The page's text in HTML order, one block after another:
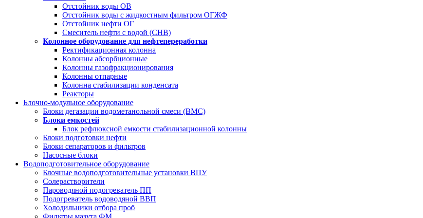
Отстойник воды ОВ
Отстойник воды с жидкостным фильтром ОГЖФ
Отстойник нефти ОГ
Смеситель нефти с водой (СНВ)
Колонное оборудование для нефтепереработки
Ректификационная колонна
Колонны абсорбционные
Колонны газофракционирования
Колонны отпарные
Колонна стабилизации конденсата
Реакторы
Блочно-модульное оборудование
Блоки дегазации водометанольной смеси (BMC)
Блоки емкостей
Блок рефлюксной емкости стабилизационной колонны
Блоки подготовки нефти
Блоки сепараторов и фильтров
Насосные блоки
Водоподготовительное оборудование
Блочные водоподготовительные установки ВПУ
Солерастворители
Пароводяной подогреватель ПП
Подогреватель водоводяной ВВП
Холодильники отбора проб
Фильтры мазута ФМ